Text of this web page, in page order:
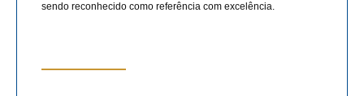
sendo reconhecido como referência com excelência.